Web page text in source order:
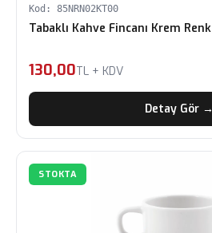
Kod: 85NRN02KT00
Tabaklı Kahve Fincanı Krem Renk
130,00TL + KDV
Detay Gör →
STOKTA